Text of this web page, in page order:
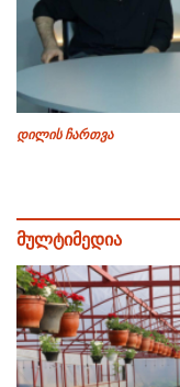
დილის ჩართვა
მულტიმედია